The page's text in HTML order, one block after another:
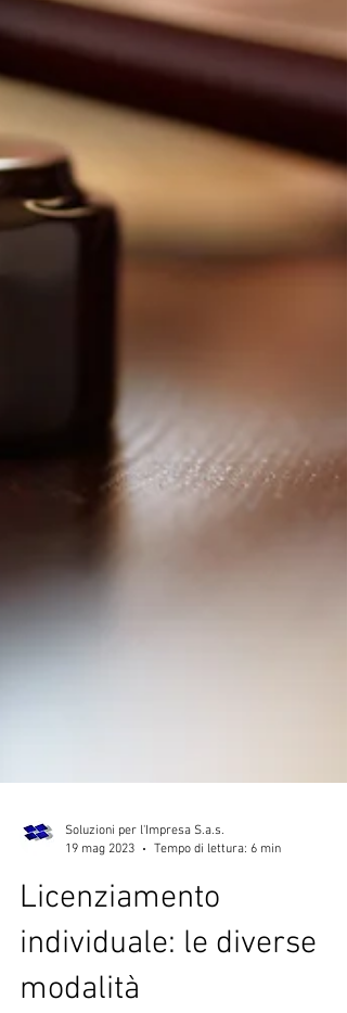
19 mag 2023
Tempo di lettura: 6 min
Licenziamento
individuale: le diverse